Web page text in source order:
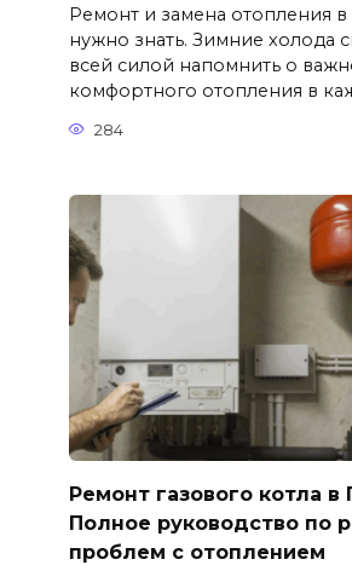
Ремонт и замена отопления в
нужно знать. Зимние холода
всей силой напомнить о
комфортного отопления в
284
Ремонт газового котла в
Полное руководство по
проблем с отоплением